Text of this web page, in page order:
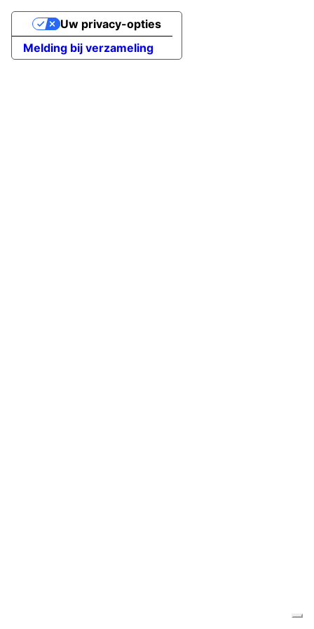
Melding bij verzameling
Uw privacy-opties